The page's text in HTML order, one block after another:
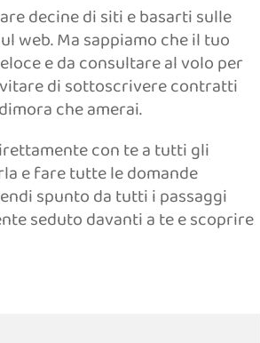
decine di siti e basarti sulle
web. Ma sappiamo che il tuo
e da consultare al volo per
di sottoscrivere contratti
che amerai.
con te a tutti gli
e fare tutte le domande
spunto da tutti i passaggi
seduto davanti a te e scoprire